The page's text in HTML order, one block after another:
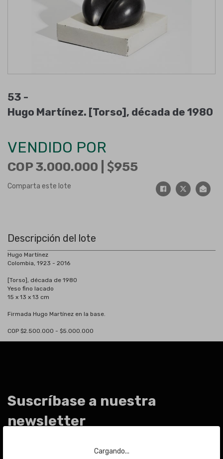
Cargando...
53 -
Hugo Martínez. [Torso], década de 1980
VENDIDO POR
COP 3.000.000 | 955
Comparta este lote
Descripción del lote
Hugo Martínez
Colombia, 1923 - 2016
[Torso], década de 1980
Yeso fino lacado
15 x 13 x 13 cm
Firmada Hugo Martínez en la base.
COP $2.500.000 - $5.000.000
Suscríbase a nuestra
newsletter